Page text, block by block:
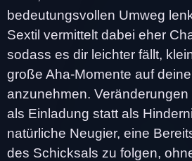
bedeutungsvollen Umweg
Sextil vermittelt dabei eher
sodass es dir leichter fällt,
große Aha-Momente auf
anzunehmen.
als Einladung statt als
natürliche Neugier, eine
des Schicksals zu folgen,